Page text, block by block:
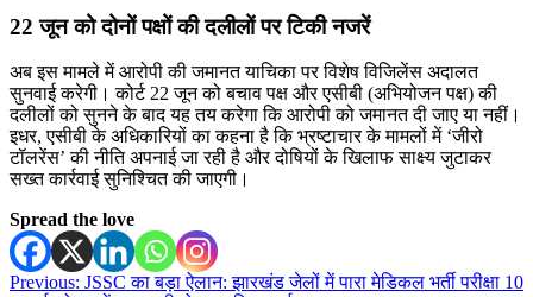
22 जून को दोनों पक्षों की दलीलों पर टिकी नजरें
अब इस मामले में आरोपी की जमानत याचिका पर विशेष विजिलेंस अदालत
सुनवाई करेगी। कोर्ट 22 जून को बचाव पक्ष और एसीबी (अभियोजन पक्ष) की
दलीलों को सुनने के बाद यह तय करेगा कि आरोपी को जमानत दी जाए या नहीं।
इधर, एसीबी के अधिकारियों का कहना है कि भ्रष्टाचार के मामलों में ‘जीरो
टॉलरेंस’ की नीति अपनाई जा रही है और दोषियों के खिलाफ साक्ष्य जुटाकर
सख्त कार्रवाई सुनिश्चित की जाएगी।
Spread the love
Post
Previous: JSSC का बड़ा ऐलान: झारखंड जेलों में पारा मेडिकल भर्ती परीक्षा 10